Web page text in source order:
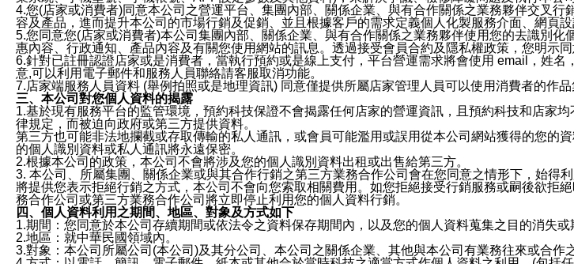
4.您(店家或消費者)同意本公司之營運平台、集團內部、關係企業、與有合作關係之業務夥伴交叉
容及產品，進而提升本公司的市場行銷及促銷、並且根據客戶的需求定義個人化製服務介面、網頁
5.您同意您(店家或消費者)本公司集團內部、關係企業、與有合作關係之業務夥伴使用您的去識別
惠內容、行政通知、產品內容及有關您使用網站的訊息。透過接受會員合約及隱私權政策，您明示
6.針對已註冊認證店家或是消費者，當執行預約或是線上支付，平台營運需求將會使用 email，姓
意,可以利用電子郵件和服務人員聯絡請客服取消功能。
7.店家端服務人員資料 (舉例拍照或是地理資訊) 同意僅提供所屬店家管理人員可以使用消費者的作
三、本公司對您個人資料的揭露
1.基於現有服務平台的監管環境，預約科技保證不會揭露任何店家的營運資訊，且預約科技和店家
律規定，而被迫向政府或第三方提供資料。
第三方也可能非法地攔截或存取傳輸的私人通訊，或會員可能濫用或誤用從本公司網站獲得的您的
的個人識別資料或私人通訊將永遠保密。
2.根據本公司的政策，本公司不會將涉及您的個人識別資料出租或出售給第三方。
3. 本公司、所屬集團、關係企業或與其合作行銷之第三方業務合作公司會在您同意之情形下，始得
將提供您表示拒絕行銷之方式，本公司不會向您索取相關費用。如您拒絕接受行銷服務或嗣後欲拒
務合作公司或第三方業務合作公司將立即停止利用您的個人資料行銷。
四、個人資料利用之期間、地區、對象及方式如下
1.期間：您同意於本公司存續期間或依法令之資料保存期間內，以及您的個人資料蒐集之目的消失
2.地區：就中華民國領域內。
3.對象：本公司所屬公司(本公司)及其分公司、本公司之關係企業、其他與本公司有業務往來或合作